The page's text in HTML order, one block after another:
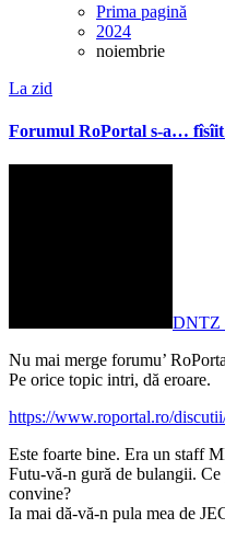
Prima pagină
2024
noiembrie
La zid
Forumul RoPortal s-a…
DNTZ
Nu mai merge forumu’
Pe orice topic intri, dă eroare.
https://www.roportal.ro/
Este foarte bine. Era un staff
Futu-vă-n gură de bulangii.
convine?
Ia mai dă-vă-n pula mea de